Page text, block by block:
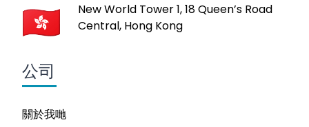
New World Tower 1, 18 Queen’s Road
Central, Hong Kong
公司
關於我哋